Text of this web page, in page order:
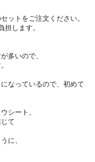
ットをご注文ください。
します。
多いので、
なっているので、初めて
シート、
て
に、